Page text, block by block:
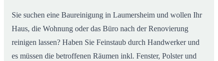
Sie suchen eine Baureinigung in Laumersheim und wollen Ihr
Haus, die Wohnung oder das Büro nach der Renovierung
reinigen lassen? Haben Sie Feinstaub durch Handwerker und
es müssen die betroffenen Räumen inkl. Fenster, Polster und